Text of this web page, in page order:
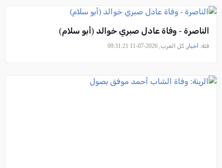
الناصرة - وفاة عادل صبري خوالد (أبو سلام)
فئة: أخبار , كل العرب, 2026-07-11 09:31:21